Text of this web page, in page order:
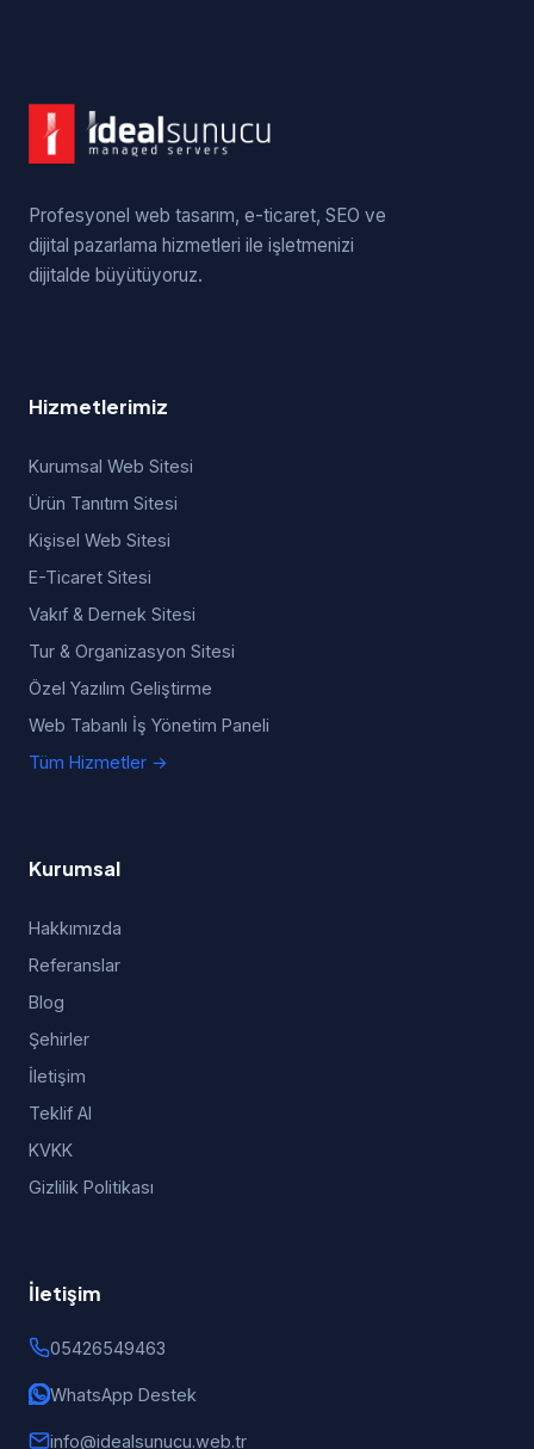
Profesyonel web tasarım, e-ticaret, SEO ve
dijital pazarlama hizmetleri ile işletmenizi
dijitalde büyütüyoruz.
Hizmetlerimiz
Kurumsal Web Sitesi
Ürün Tanıtım Sitesi
Kişisel Web Sitesi
E-Ticaret Sitesi
Vakıf & Dernek Sitesi
Tur & Organizasyon Sitesi
Özel Yazılım Geliştirme
Web Tabanlı İş Yönetim Paneli
Tüm Hizmetler →
Kurumsal
Hakkımızda
Referanslar
Blog
Şehirler
İletişim
Teklif Al
KVKK
Gizlilik Politikası
İletişim
05426549463
WhatsApp Destek
info@idealsunucu.web.tr